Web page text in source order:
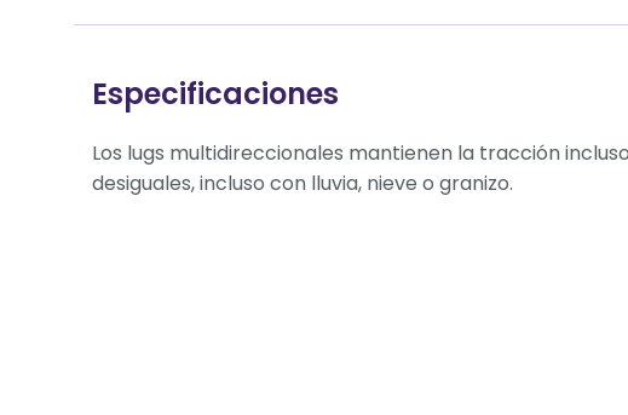
Especificaciones
Los lugs multidireccionales mantienen la tracción
desiguales, incluso con lluvia, nieve o granizo.